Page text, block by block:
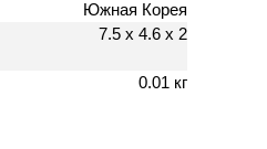
Южная Корея
7.5 х 4.6 х 2
0.01 кг